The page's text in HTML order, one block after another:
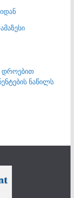
დროებით
ნაწილს